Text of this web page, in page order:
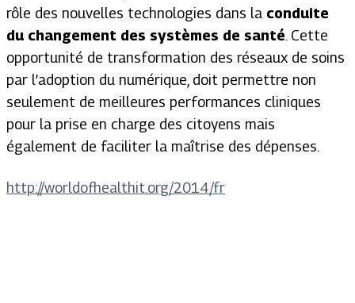
rôle des nouvelles technologies dans la conduite
du changement des systèmes de santé. Cette
opportunité de transformation des réseaux de soins
par l’adoption du numérique, doit permettre non
seulement de meilleures performances cliniques
pour la prise en charge des citoyens mais
également de faciliter la maîtrise des dépenses.
http://worldofhealthit.org/2014/fr